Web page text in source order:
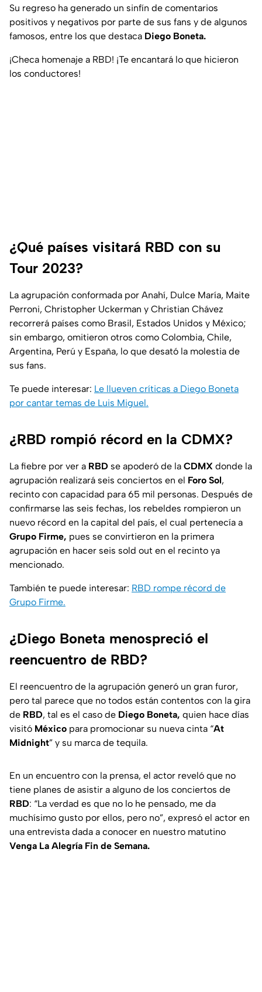
Su regreso ha generado un sinfín de comentarios
positivos y negativos por parte de sus fans y de algunos
famosos, entre los que destaca Diego Boneta.
¡Checa homenaje a RBD! ¡Te encantará lo que hicieron
los conductores!
¿Qué países visitará RBD con su
Tour 2023?
La agrupación conformada por Anahí, Dulce María, Maite
Perroni, Christopher Uckerman y Christian Chávez
recorrerá países como Brasil, Estados Unidos y México;
sin embargo, omitieron otros como Colombia, Chile,
Argentina, Perú y España, lo que desató la molestia de
sus fans.
Te puede interesar: Le llueven críticas a Diego Boneta
por cantar temas de Luis Miguel.
¿RBD rompió récord en la CDMX?
La fiebre por ver a RBD se apoderó de la CDMX donde la
agrupación realizará seis conciertos en el Foro Sol,
recinto con capacidad para 65 mil personas. Después de
confirmarse las seis fechas, los rebeldes rompieron un
nuevo récord en la capital del país, el cual pertenecía a
Grupo Firme, pues se convirtieron en la primera
agrupación en hacer seis sold out en el recinto ya
mencionado.
También te puede interesar: RBD rompe récord de
Grupo Firme.
¿Diego Boneta menospreció el
reencuentro de RBD?
El reencuentro de la agrupación generó un gran furor,
pero tal parece que no todos están contentos con la gira
de RBD, tal es el caso de Diego Boneta, quien hace días
visitó México para promocionar su nueva cinta “At
Midnight” y su marca de tequila.
En un encuentro con la prensa, el actor reveló que no
tiene planes de asistir a alguno de los conciertos de
RBD: “La verdad es que no lo he pensado, me da
muchísimo gusto por ellos, pero no”, expresó el actor en
una entrevista dada a conocer en nuestro matutino
Venga La Alegría Fin de Semana.